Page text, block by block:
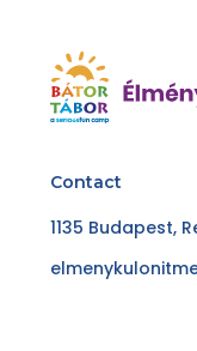
Contact
1135 Budapest,